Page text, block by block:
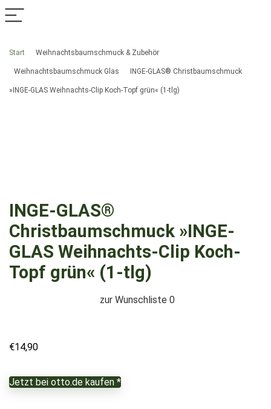
Start Weihnachtsbaumschmuck & Zubehör
Weihnachtsbaumschmuck Glas INGE-GLAS® Christbaumschmuck
»INGE-GLAS Weihnachts-Clip Koch-Topf grün« (1-tlg)
INGE-GLAS®
Christbaumschmuck »INGE-
GLAS Weihnachts-Clip Koch-
Topf grün« (1-tlg)
zur Wunschliste 0
€14,90
Jetzt bei otto.de kaufen *